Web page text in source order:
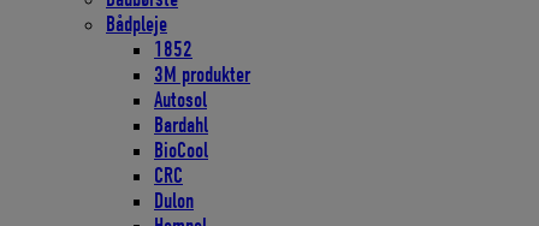
Bådpleje
1852
3M produkter
Autosol
Bardahl
BioCool
CRC
Dulon